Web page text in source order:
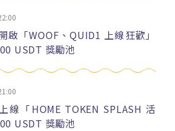
啟「WOOF、QUID1 上線狂歡」
USDT 獎勵池
線「HOME TOKEN SPLASH 活
USDT 獎勵池